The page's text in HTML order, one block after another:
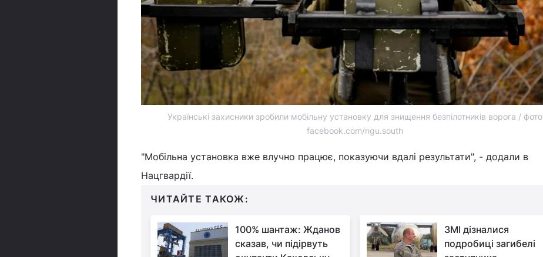
Українські захисники зробили мобільну установку для знищення безпілотників ворога / фото
facebook.com/ngu.south
"Мобільна установка вже влучно працює, показуючи вдалі результати", - додали в
Нацгвардії.
ЧИТАЙТЕ ТАКОЖ:
100% шантаж: Жданов
сказав, чи підірвуть
ЗМІ дізналися
подробиці загибелі